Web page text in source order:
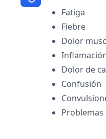
Fatiga
Fiebre
Dolor
Dolor de
Confusión
Problemas